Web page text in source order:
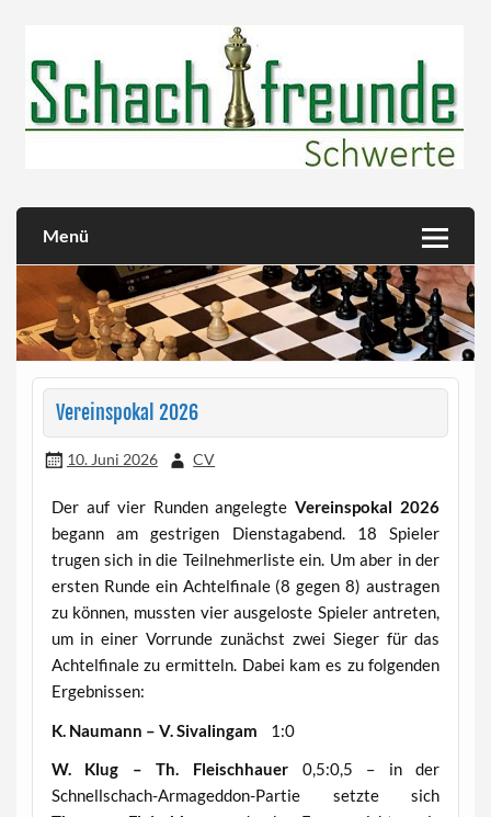
Menü
Vereinspokal 2026
10. Juni 2026 CV
Der auf vier Runden angelegteVereinspokal 2026
begann am gestrigen Dienstagabend. 18 Spieler
trugen sich in die Teilnehmerliste ein. Um aber in der
ersten Runde ein Achtelfinale (8 gegen 8) austragen
zu können, mussten vier ausgeloste Spieler antreten,
um in einer Vorrunde zunächst zwei Sieger für das
Achtelfinale zu ermitteln. Dabei kam es zu folgenden
Ergebnissen:
K. Naumann – V. Sivalingam 1:0
W. Klug – Th. Fleischhauer 0,5:0,5 – in der
Schnellschach-Armageddon-Partie setzte sich